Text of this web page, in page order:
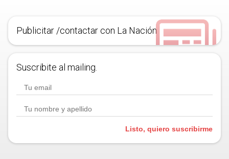
Publicitar /contactar con La Nación
Suscribite al mailing.
Listo, quiero suscribirme